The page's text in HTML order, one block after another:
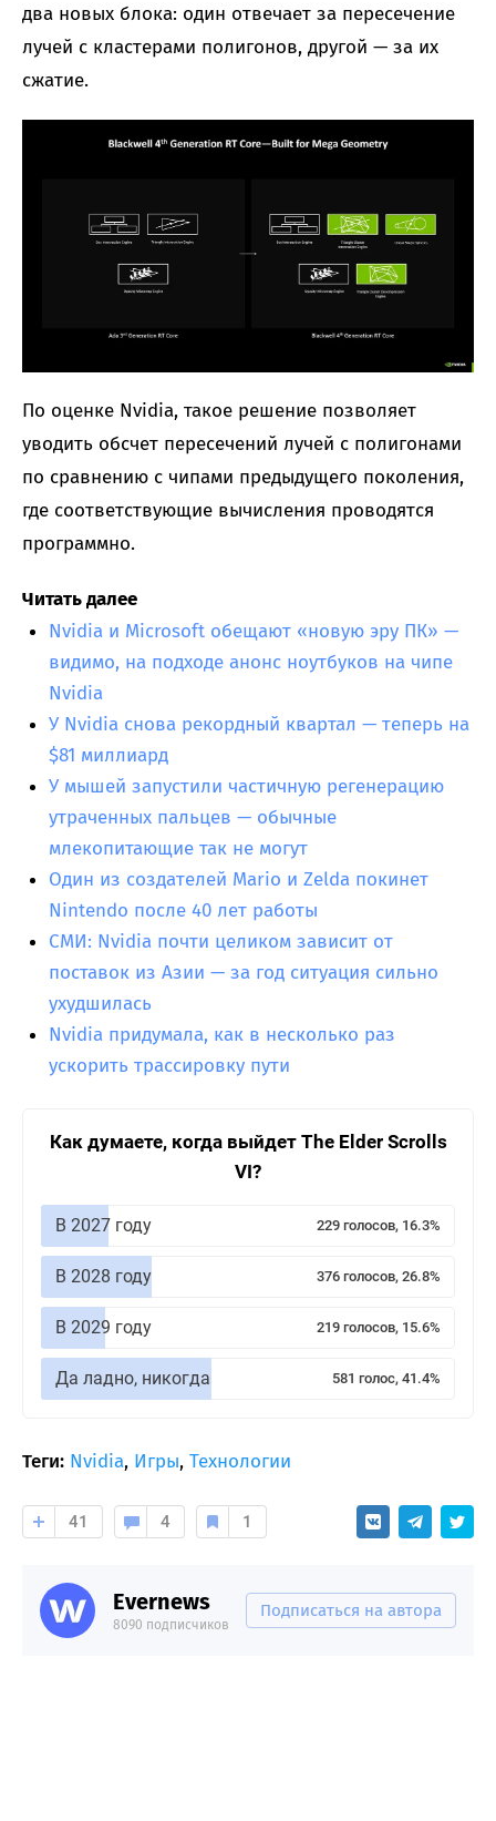
два новых блока: один отвечает за пересечение
лучей с кластерами полигонов, другой — за их
сжатие.
По оценке Nvidia, такое решение позволяет
уводить обсчет пересечений лучей с полигонами
по сравнению с чипами предыдущего поколения,
где соответствующие вычисления проводятся
программно.
Читать далее
Nvidia и Microsoft обещают «новую эру ПК» —
видимо, на подходе анонс ноутбуков на чипе
Nvidia
У Nvidia снова рекордный квартал — теперь на
$81 миллиард
У мышей запустили частичную регенерацию
утраченных пальцев — обычные
млекопитающие так не могут
Один из создателей Mario и Zelda покинет
Nintendo после 40 лет работы
СМИ: Nvidia почти целиком зависит от
поставок из Азии — за год ситуация сильно
ухудшилась
Nvidia придумала, как в несколько раз
ускорить трассировку пути
Как думаете, когда выйдет The Elder Scrolls
VI?
В 2027 году 229 голосов, 16.3%
В 2028 году 376 голосов, 26.8%
В 2029 году 219 голосов, 15.6%
Да ладно, никогда 581 голос, 41.4%
Теги: Nvidia, Игры, Технологии
41 4 1
Evernews
8090 подписчиков
Подписаться на автора